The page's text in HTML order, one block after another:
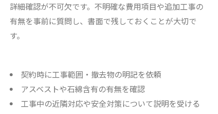
詳細確認が不可欠です。不明確な費用項目や追加工事の
有無を事前に質問し、書面で残しておくことが大切で
す。
契約時に工事範囲・撤去物の明記を依頼
アスベストや石綿含有の有無を確認
工事中の近隣対応や安全対策について説明を受ける